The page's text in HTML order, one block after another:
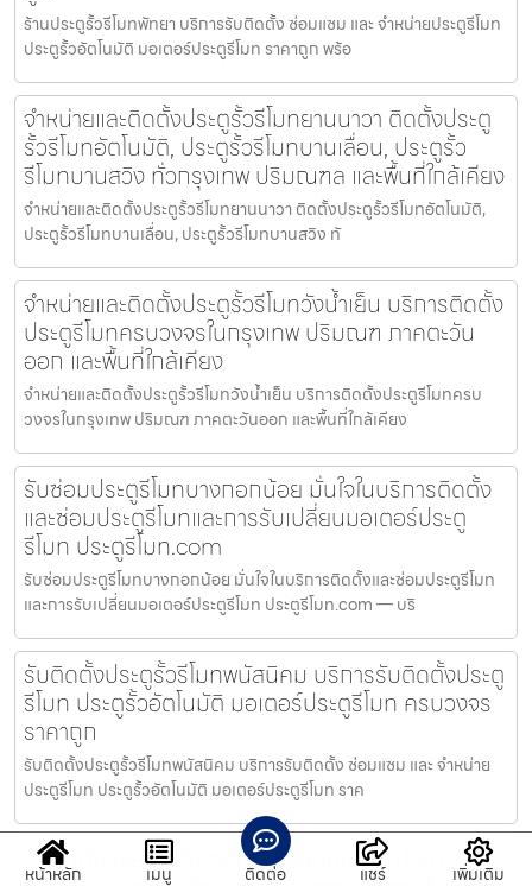
ร้านประตูรั้วรีโมทพัทยา บริการรับติดตั้ง ซ่อมแซม และ จำหน่ายประตูรีโมท
ประตูรั้วอัตโนมัติ มอเตอร์ประตูรีโมท ราคาถูก พร้อ
จำหน่ายและติดตั้งประตูรั้วรีโมทยานนาวา ติดตั้งประตู
รั้วรีโมทอัตโนมัติ, ประตูรั้วรีโมทบานเลื่อน, ประตูรั้ว
รีโมทบานสวิง ทั่วกรุงเทพ ปริมณฑล และพื้นที่ใกล้เคียง
จำหน่ายและติดตั้งประตูรั้วรีโมทยานนาวา ติดตั้งประตูรั้วรีโมทอัตโนมัติ,
ประตูรั้วรีโมทบานเลื่อน, ประตูรั้วรีโมทบานสวิง ทั
จำหน่ายและติดตั้งประตูรั้วรีโมทวังน้ำเย็น บริการติดตั้ง
ประตูรีโมทครบวงจรในกรุงเทพ ปริมณฑ ภาคตะวัน
ออก และพื้นที่ใกล้เคียง
จำหน่ายและติดตั้งประตูรั้วรีโมทวังน้ำเย็น บริการติดตั้งประตูรีโมทครบ
วงจรในกรุงเทพ ปริมณฑ ภาคตะวันออก และพื้นที่ใกล้เคียง
รับซ่อมประตูรีโมทบางกอกน้อย มั่นใจในบริการติดตั้ง
และซ่อมประตูรีโมทและการรับเปลี่ยนมอเตอร์ประตู
รีโมท ประตูรีโมท.com
รับซ่อมประตูรีโมทบางกอกน้อย มั่นใจในบริการติดตั้งและซ่อมประตูรีโมท
และการรับเปลี่ยนมอเตอร์ประตูรีโมท ประตูรีโมท.com — บริ
รับติดตั้งประตูรั้วรีโมทพนัสนิคม บริการรับติดตั้งประตู
รีโมท ประตูรั้วอัตโนมัติ มอเตอร์ประตูรีโมท ครบวงจร
ราคาถูก
รับติดตั้งประตูรั้วรีโมทพนัสนิคม บริการรับติดตั้ง ซ่อมแซม และ จำหน่าย
ประตูรีโมท ประตูรั้วอัตโนมัติ มอเตอร์ประตูรีโมท ราค
รับติดตั้งประตูรั้วรีโมทอัตโนมัติหนองแขม ประตู
หน้าหลัก เมนู ติดต่อ แชร์ เพิ่มเติม